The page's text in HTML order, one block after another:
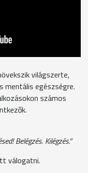
világszerte,
mentális egészségre.
számos
Belégzés. Kilégzés.”
válogatni.